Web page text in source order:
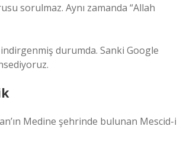
sorulmaz. Aynı zamanda “Allah
durumda. Sanki Google
Medine şehrinde bulunan Mescid-i